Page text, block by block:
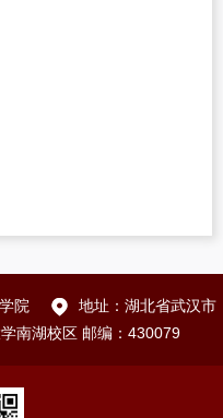
院
地址：湖北省武汉市
南湖校区 邮编：430079